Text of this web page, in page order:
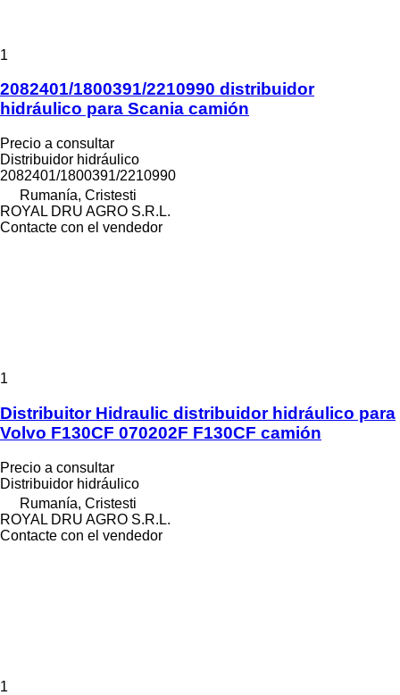
1
2082401/1800391/2210990 distribuidor
hidráulico para Scania camión
Precio a consultar
Distribuidor hidráulico
2082401/1800391/2210990
Rumanía, Cristesti
ROYAL DRU AGRO S.R.L.
Contacte con el vendedor
1
Distribuitor Hidraulic distribuidor hidráulico para
Volvo F130CF 070202F F130CF camión
Precio a consultar
Distribuidor hidráulico
Rumanía, Cristesti
ROYAL DRU AGRO S.R.L.
Contacte con el vendedor
1